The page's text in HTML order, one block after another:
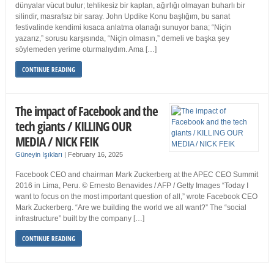
dünyalar vücut bulur; tehlikesiz bir kaplan, ağırlığı olmayan buharlı bir
silindir, masrafsız bir saray. John Updike Konu başlığım, bu sanat
festivalinde kendimi kısaca anlatma olanağı sunuyor bana; “Niçin
yazarız,” sorusu karşısında, “Niçin olmasın,” demeli ve başka şey
söylemeden yerime oturmalıydım. Ama […]
CONTINUE READING
The impact of Facebook and the
tech giants / KILLING OUR
MEDIA / NICK FEIK
Güneyin Işıkları | February 16, 2025
Facebook CEO and chairman Mark Zuckerberg at the APEC CEO Summit
2016 in Lima, Peru. © Ernesto Benavides / AFP / Getty Images “Today I
want to focus on the most important question of all,” wrote Facebook CEO
Mark Zuckerberg. “Are we building the world we all want?” The “social
infrastructure” built by the company […]
CONTINUE READING